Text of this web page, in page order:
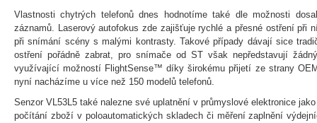
Vlastnosti chytrých telefonů dnes hodnotíme také dle možnosti
záznamů. Laserový autofokus zde zajišťuje rychlé a přesné ostření při
při snímání scény s malými kontrasty. Takové případy dávají sice
ostření pořádně zabrat, pro snímače od ST však nepředstavují
využívající možností FlightSense™ díky širokému přijetí ze strany
nyní nacházíme u více než 150 modelů telefonů.
Senzor VL53L5 také nalezne své uplatnění v průmyslové elektronice
počítání zboží v poloautomatických skladech či měření zaplnění